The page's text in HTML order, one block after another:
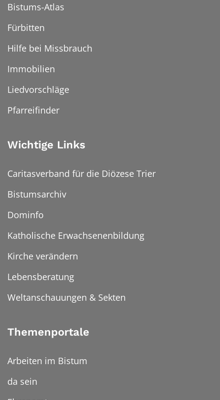
Bistums-Atlas
Fürbitten
Hilfe bei Missbrauch
Immobilien
Liedvorschläge
Pfarreifinder
Wichtige Links
Caritasverband für die Diözese Trier
Bistumsarchiv
Dominfo
Katholische Erwachsenenbildung
Kirche verändern
Lebensberatung
Weltanschauungen & Sekten
Themenportale
Arbeiten im Bistum
da sein